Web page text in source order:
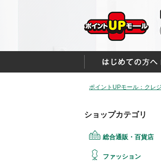
ポイントUPモール：クレ
ショップカテゴリ
総合通販・百貨店
ファッション